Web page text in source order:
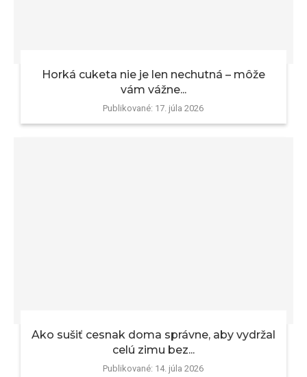
Horká cuketa nie je len nechutná – môže
vám vážne...
Publikované: 17. júla 2026
Ako sušiť cesnak doma správne, aby vydržal
celú zimu bez...
Publikované: 14. júla 2026